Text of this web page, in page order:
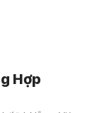
Hợp